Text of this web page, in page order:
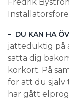
Fredrik
– DU KAN HA
jätteduktig på
sätta dig
körkort. På
för att du själv
har gått